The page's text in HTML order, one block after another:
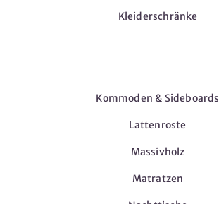
Kleiderschränke
Kommoden & Sideboards
Lattenroste
Massivholz
Matratzen